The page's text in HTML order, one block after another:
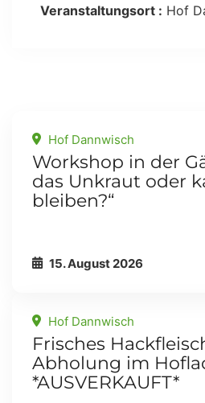
Veranstaltungsort : Hof
Hof Dannwisch
Workshop in der
das Unkraut oder
bleiben?“
15. August 2026
Hof Dannwisch
Frisches
Abholung im
*AUSVERKAUFT*